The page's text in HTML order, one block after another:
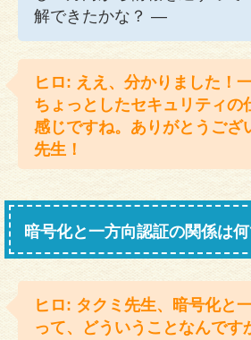
解できたかな？ —
ヒロ: ええ、分かりました！
ちょっとしたセキュリティの
感じですね。ありがとうござ
先生！
暗号化と一方向認証の関係は何
ヒロ: タクミ先生、暗号化と
って、どういうことなんです